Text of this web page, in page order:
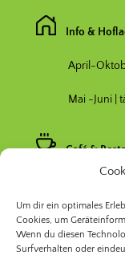
Um dir ein optimales
Cookies, um
Wenn du diesen
Surfverhalten oder
Info &
April-
Mai -Juni |
Café &